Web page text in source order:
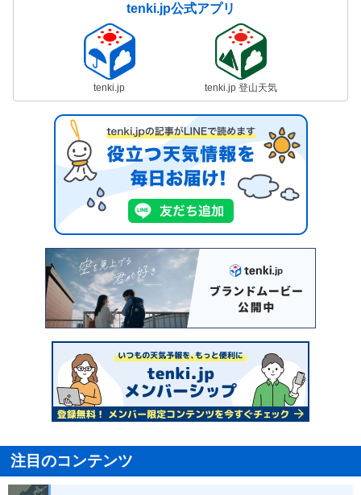
tenki.jp公式アプリ
tenki.jp tenki.jp 登山天気
注目のコンテンツ